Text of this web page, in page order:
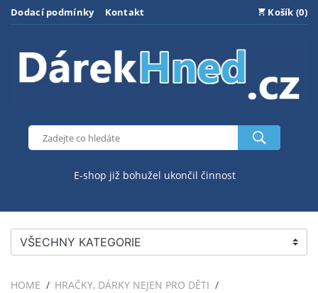
Dodací podmínky Kontakt Košík (0)
E-shop již bohužel ukončil činnost
VŠECHNY KATEGORIE
HOME
HRAČKY, DÁRKY NEJEN PRO DĚTI